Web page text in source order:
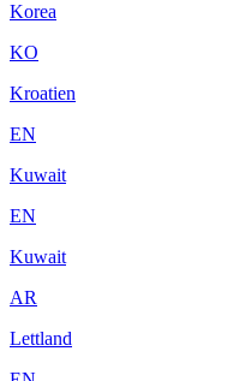
Korea
KO
Kroatien
EN
Kuwait
EN
Kuwait
AR
Lettland